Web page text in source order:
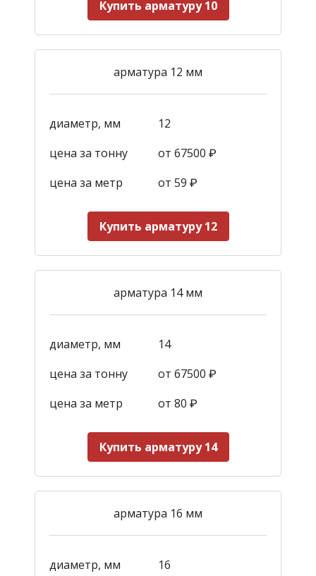
Купить арматуру 10
арматура 12 мм
диаметр, мм
12
цена за тонну
от 67500 ₽
цена за метр
от 59 ₽
Купить арматуру 12
арматура 14 мм
диаметр, мм
14
цена за тонну
от 67500 ₽
цена за метр
от 80 ₽
Купить арматуру 14
арматура 16 мм
диаметр, мм 16